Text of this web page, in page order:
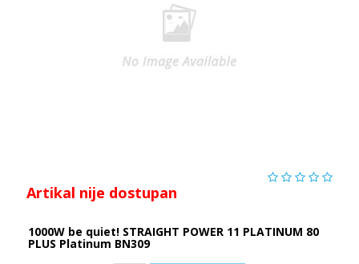
Artikal nije dostupan
1000W be quiet! STRAIGHT POWER 11 PLATINUM 80
PLUS Platinum BN309